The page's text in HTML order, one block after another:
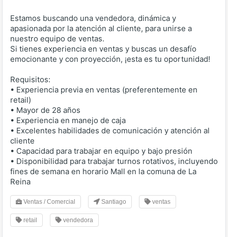
Estamos buscando una vendedora, dinámica y
apasionada por la atención al cliente, para unirse a
nuestro equipo de ventas.
Si tienes experiencia en ventas y buscas un desafío
emocionante y con proyección, ¡esta es tu oportunidad!
Requisitos:
• Experiencia previa en ventas (preferentemente en
retail)
• Mayor de 28 años
• Experiencia en manejo de caja
• Excelentes habilidades de comunicación y atención al
cliente
• Capacidad para trabajar en equipo y bajo presión
• Disponibilidad para trabajar turnos rotativos, incluyendo
fines de semana en horario Mall en la comuna de La
Reina
Ventas / Comercial Santiago ventas
retail vendedora